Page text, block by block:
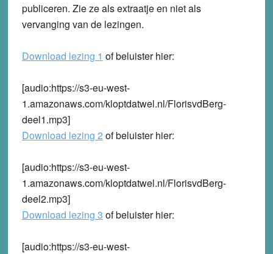
publiceren. Zie ze als extraatje en niet als
vervanging van de lezingen.
Download lezing 1 of beluister hier:
[audio:https://s3-eu-west-
1.amazonaws.com/kloptdatwel.nl/FlorisvdBerg-
deel1.mp3]
Download lezing 2 of beluister hier:
[audio:https://s3-eu-west-
1.amazonaws.com/kloptdatwel.nl/FlorisvdBerg-
deel2.mp3]
Download lezing 3 of beluister hier:
[audio:https://s3-eu-west-